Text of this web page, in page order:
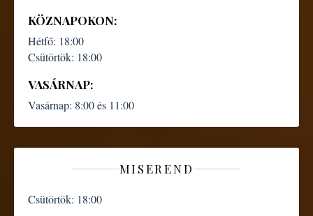
KÖZNAPOKON:
Hétfő: 18:00
Csütörtök: 18:00
VASÁRNAP:
Vasárnap: 8:00 és 11:00
MISEREND
Csütörtök: 18:00